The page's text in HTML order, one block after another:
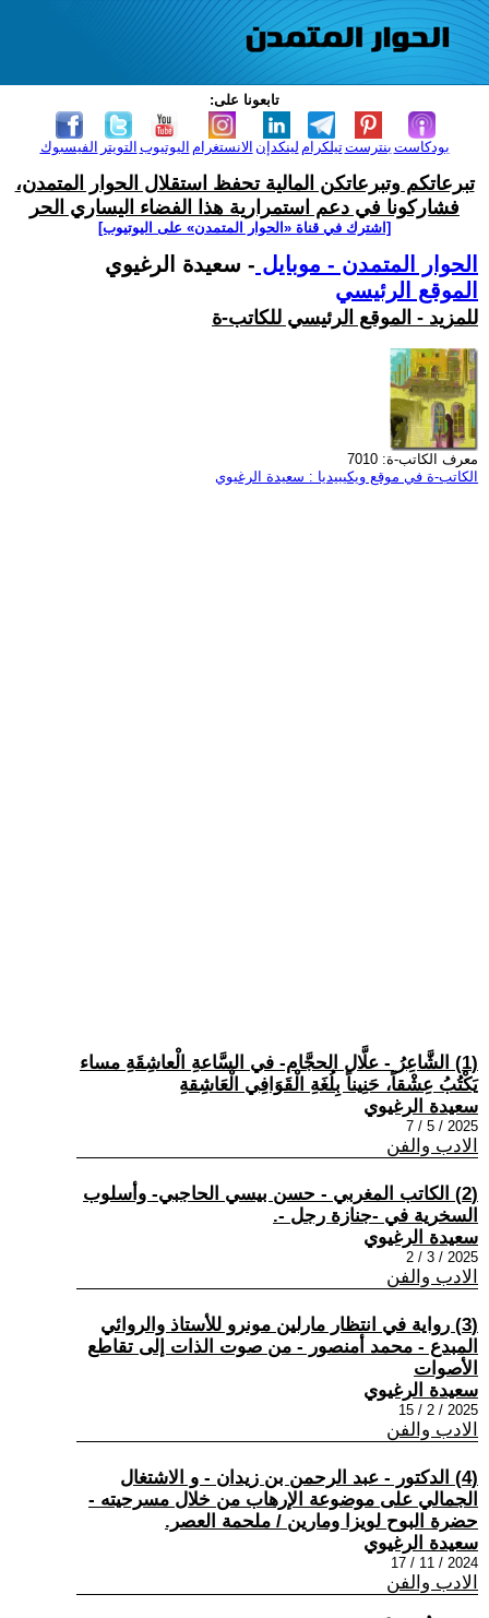
تابعونا على:
الفيسبوك التويتر اليوتيوب الانستغرام لينكدإن تيلكرامبنترست بودكاست
تبرعاتكم وتبرعاتكن المالية تحفظ استقلال الحوار المتمدن،
فشاركونا في دعم استمرارية هذا الفضاء اليساري الحر
[اشترك في قناة ‫«الحوار المتمدن» على اليوتيوب]
الحوار المتمدن - موبايل - سعيدة الرغيوي
الموقع الرئيسي
للمزيد - الموقع الرئيسي للكاتب-ة
معرف الكاتب-ة: 7010
الكاتب-ة في موقع ويكيبيديا : سعيدة الرغيوي
(1) الشَّاعِرُ - علَّال الحجَّام- في السَّاعةِ الْعاشِقَةِ مساء
يَكْتُبُ عِشْقاً، حَنِيناً بِلُغَةِ الْقَوَافِي الْعَاشِقةِ
سعيدة الرغيوي
2025 / 5 / 7
الادب والفن
(2) الكاتب المغربي - حسن بيسي الحاجبي- وأسلوب
السخرية في -جنازة رجل -.
سعيدة الرغيوي
2025 / 3 / 2
الادب والفن
(3) رواية في انتظار مارلين مونرو للأستاذ والروائي
المبدع - محمد أمنصور - من صوت الذات إلى تقاطع
الأصوات
سعيدة الرغيوي
2025 / 2 / 15
الادب والفن
(4) الدكتور - عبد الرحمن بن زيدان - و الاشتغال
الجمالي على موضوعة الإرهاب من خلال مسرحيته -
حضرة البوح لويزا ومارين / ملحمة العصر.
سعيدة الرغيوي
2024 / 11 / 17
الادب والفن